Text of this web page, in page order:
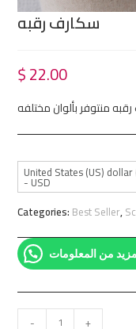
سكارف رقبه
$22.00
منتوفر بألوان مختلفه
United States (US) dollar
- USD
Categories: Best Seller,
من المعلومات
- +